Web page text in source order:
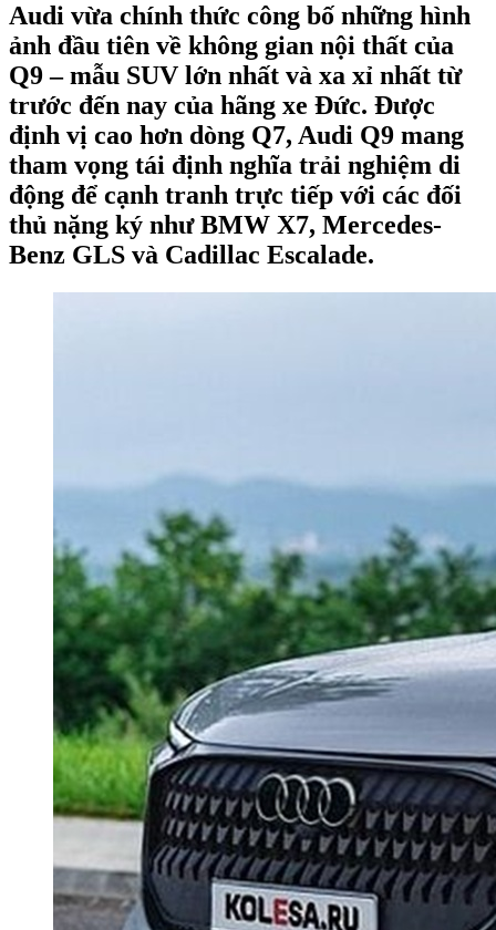
Audi vừa chính thức công bố những hình
ảnh đầu tiên về không gian nội thất của
Q9 – mẫu SUV lớn nhất và xa xỉ nhất từ
trước đến nay của hãng xe Đức. Được
định vị cao hơn dòng Q7, Audi Q9 mang
tham vọng tái định nghĩa trải nghiệm di
động để cạnh tranh trực tiếp với các đối
thủ nặng ký như BMW X7, Mercedes-
Benz GLS và Cadillac Escalade.